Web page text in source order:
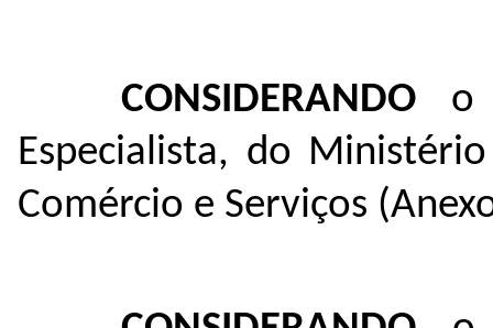
CONSIDERANDO o
Especialista, do
Comércio e Serviços